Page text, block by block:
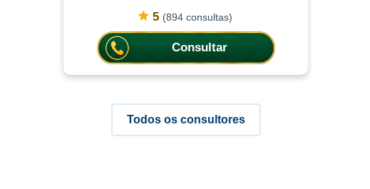
práticas espirituais, as consultas
ajudam a compreender situações c
5 (894 consultas)
Consultar
Todos os consultores